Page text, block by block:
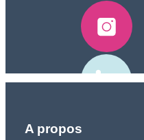
A propos